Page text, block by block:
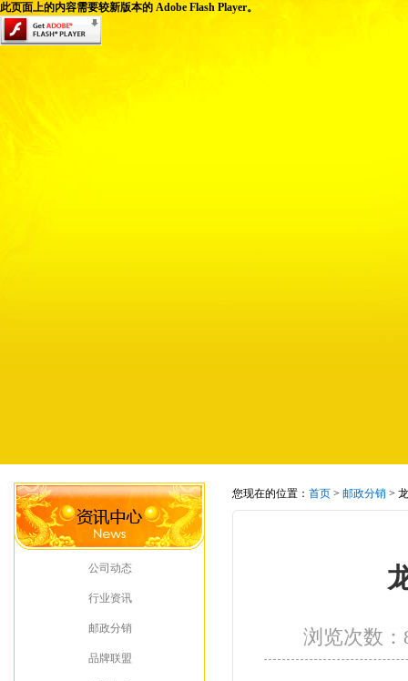
此页面上的内容需要较新版本的 Adobe Flash Player。
公司动态
行业资讯
邮政分销
品牌联盟
您现在的位置： 首页 > 邮政分销 >
浏览次数：